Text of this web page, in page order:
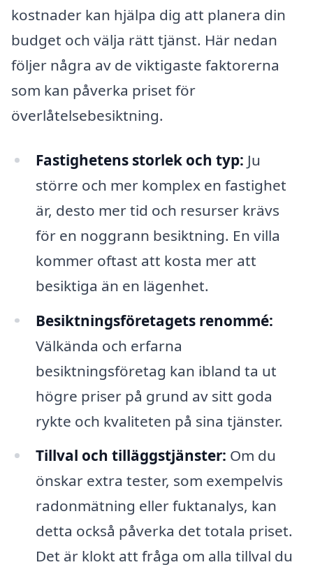
kostnader kan hjälpa dig att planera din
budget och välja rätt tjänst. Här nedan
följer några av de viktigaste faktorerna
som kan påverka priset för
överlåtelsebesiktning.
Fastighetens storlek och typ: Ju
större och mer komplex en fastighet
är, desto mer tid och resurser krävs
för en noggrann besiktning. En villa
kommer oftast att kosta mer att
besiktiga än en lägenhet.
Besiktningsföretagets renommé:
Välkända och erfarna
besiktningsföretag kan ibland ta ut
högre priser på grund av sitt goda
rykte och kvaliteten på sina tjänster.
Tillval och tilläggstjänster: Om du
önskar extra tester, som exempelvis
radonmätning eller fuktanalys, kan
detta också påverka det totala priset.
Det är klokt att fråga om alla tillval du